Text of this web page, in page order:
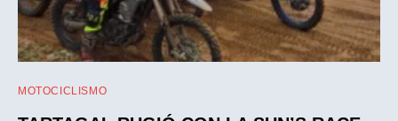
MOTOCICLISMO